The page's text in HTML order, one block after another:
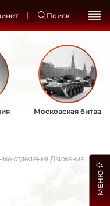
Поиск
Московская битва
отделения Движения
МЕНЮ